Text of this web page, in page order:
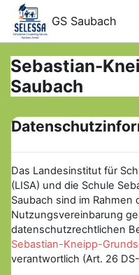
Zum Hauptinhalt
GS Saubach
Sebastian-
Saubach
Das Landesinstitut für
(LISA) und die Schule
Saubach sind im
Nutzungsvereinbarung
datenschutzrechtlichen
Sebastian-Kneipp-
verantwortlich (Art. 26